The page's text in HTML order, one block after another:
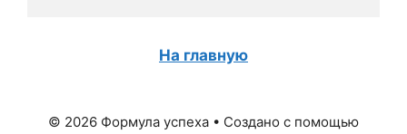
На главную
© 2026 Формула успеха • Создано с помощью